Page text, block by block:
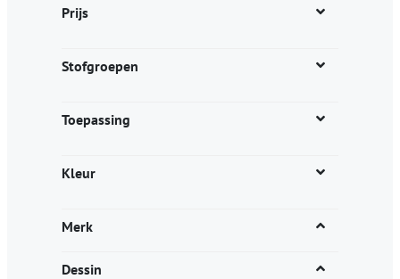
Prijs
Stofgroepen
Toepassing
Kleur
Merk
Dessin